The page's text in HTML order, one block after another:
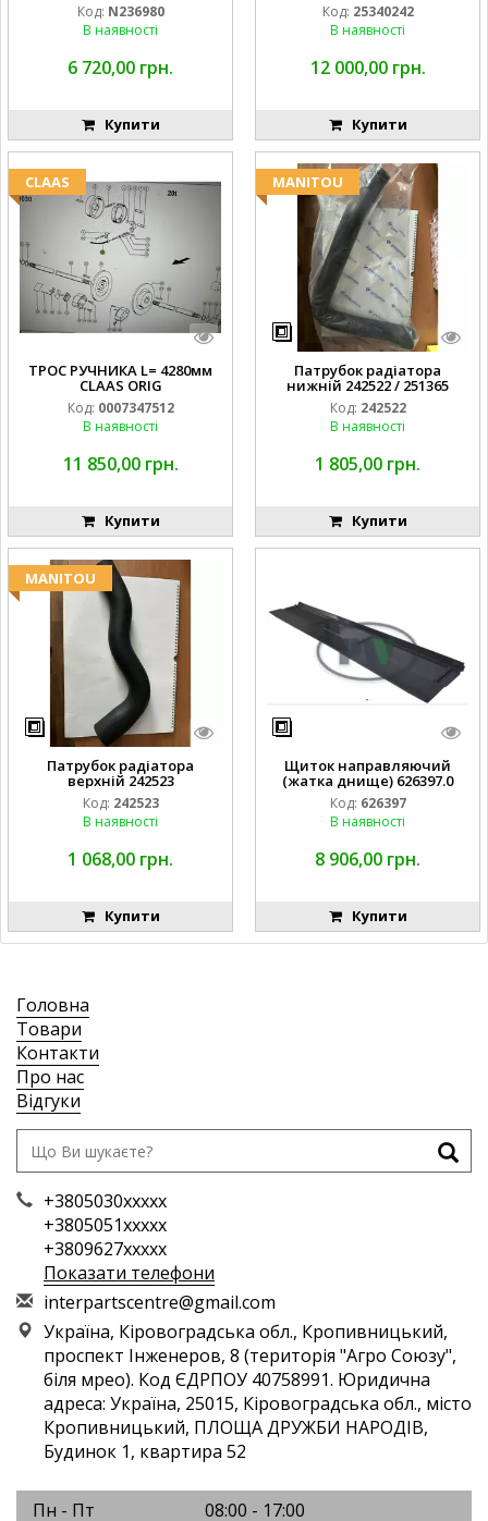
Код: N236980
В наявності
6 720,00 грн.
Купити
Код: 25340242
В наявності
12 000,00 грн.
Купити
CLAAS
ТРОС РУЧНИКА L= 4280мм
CLAAS ORIG
Код: 0007347512
В наявності
11 850,00 грн.
Купити
MANITOU
Патрубок радіатора
нижній 242522 / 251365
Код: 242522
В наявності
1 805,00 грн.
Купити
MANITOU
Патрубок радіатора
верхній 242523
Код: 242523
В наявності
1 068,00 грн.
Купити
Щиток направляючий
(жатка днище) 626397.0
Код: 626397
В наявності
8 906,00 грн.
Купити
Головна
Товари
Контакти
Про нас
Відгуки
+3805030xxxxx
+3805051xxxxx
+3809627xxxxx
Показати телефони
interpartscentre@gmail.com
Україна, Кіровоградська обл., Кропивницький,
проспект Інженеров, 8 (територія "Агро Союзу",
біля мрео). Код ЄДРПОУ 40758991. Юридична
адреса: Україна, 25015, Кіровоградська обл., місто
Кропивницький, ПЛОЩА ДРУЖБИ НАРОДІВ,
Будинок 1, квартира 52
Пн - Пт
08:00 - 17:00